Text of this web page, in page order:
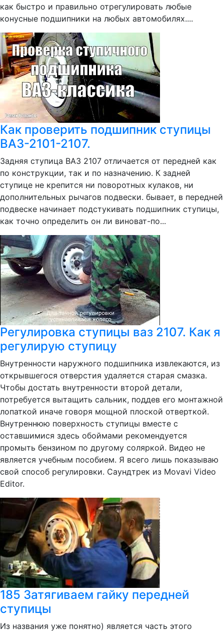
как быстро и правильно отрегулировать любые
конусные подшипники на любых автомобилях....
Как проверить подшипник ступицы
ВАЗ-2101-2107.
Задняя ступица ВАЗ 2107 отличается от передней как
по конструкции, так и по назначению. К задней
ступице не крепится ни поворотных кулаков, ни
дополнительных рычагов подвески. бывает, в передней
подвеске начинает подстукивать подшипник ступицы,
как точно определить он ли виноват-по...
Регулировка ступицы ваз 2107. Как я
регулирую ступицу
Внутренности наружного подшипника извлекаются, из
открывшегося отверстия удаляется старая смазка.
Чтобы достать внутренности второй детали,
потребуется вытащить сальник, поддев его монтажной
лопаткой иначе говоря мощной плоской отверткой.
Внутреннюю поверхность ступицы вместе с
оставшимися здесь обоймами рекомендуется
промыть бензином по другому соляркой. Видео не
является учебным пособием. Я всего лишь показываю
свой способ регулировки. Саундтрек из Movavi Video
Editor.
185 Затягиваем гайку передней
ступицы
Из названия уже понятно) является часть этого